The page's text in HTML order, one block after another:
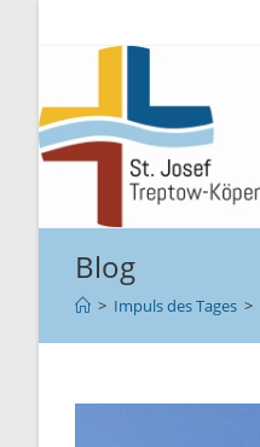
Blog
> Impuls des Tages >